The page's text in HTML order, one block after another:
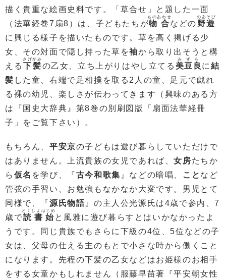
描く貴重な絵画史料です。「草合せ」と題した一面
（法華経巻7扇8）は、子どもたちが物合
ものあわせ
などの 野遊
のあそび
に興じる様子を描いたものです。草を高く掲げる少
女、その対面で隠し持った草を袖から取り出そうと構
える 下髪
さげがみ
の乙女、立ち上がりはやし立てる 美豆良
みずら
に 結
髪 した童、右端で足相撲を取る2人の童、足元で戯れ
る裸の幼児、楽しさが伝わってきます（興味のある方
は『国史大辞典』第8巻の別刷図版「扇面法華経冊
子」をご覧下さい）。
もちろん、 平安京の子どもは遊び暮らしていただけで
はありません。上流貴族の女児であれば、女房たちか
ら 仮名 を学び、『古今和歌集 』などの暗唱、 こと など
管弦の手習い、お勉強もなかなか大変です。男児とて
同様で、『源氏物語 』の主人公光源氏は4歳で参内、7
歳で読書始
とくしよはじめ
と風雅に遊び暮らすとはいかなかったよ
うです。同じ貴族でもさらに下級の4位、5位などの子
女は、父母の仕える主のもとで小さな時から働くこと
になります。先程の下髪の乙女などはお姫様のお相手
をする女童かもしれません（服藤早苗著『平安朝女性